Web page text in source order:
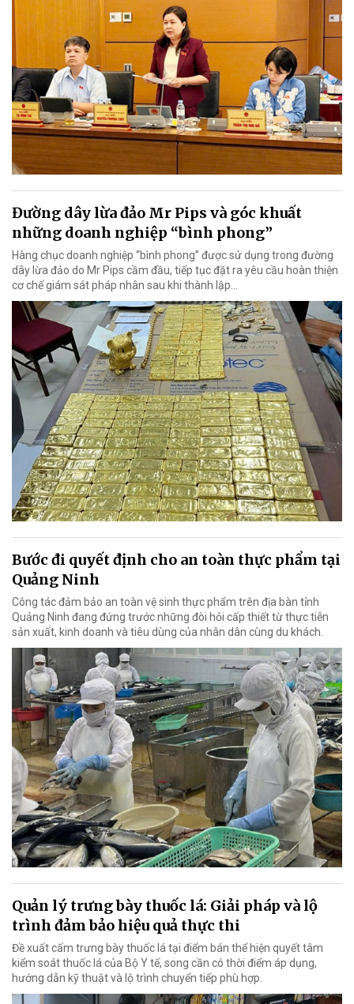
Đường dây lừa đảo Mr Pips và góc khuất
những doanh nghiệp “bình phong”
Hàng chục doanh nghiệp “bình phong” được sử dụng trong đường
dây lừa đảo do Mr Pips cầm đầu, tiếp tục đặt ra yêu cầu hoàn thiện
cơ chế giám sát pháp nhân sau khi thành lập…
Bước đi quyết định cho an toàn thực phẩm tại
Quảng Ninh
Công tác đảm bảo an toàn vệ sinh thực phẩm trên địa bàn tỉnh
Quảng Ninh đang đứng trước những đòi hỏi cấp thiết từ thực tiễn
sản xuất, kinh doanh và tiêu dùng của nhân dân cùng du khách.
Quản lý trưng bày thuốc lá: Giải pháp và lộ
trình đảm bảo hiệu quả thực thi
Đề xuất cấm trưng bày thuốc lá tại điểm bán thể hiện quyết tâm
kiểm soát thuốc lá của Bộ Y tế, song cần có thời điểm áp dụng,
hướng dẫn kỹ thuật và lộ trình chuyển tiếp phù hợp.